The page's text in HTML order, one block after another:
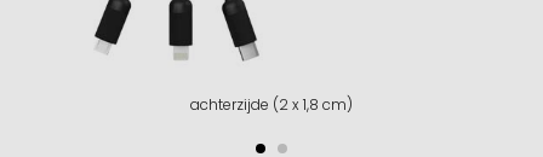
achterzijde (2 x 1,8 cm)